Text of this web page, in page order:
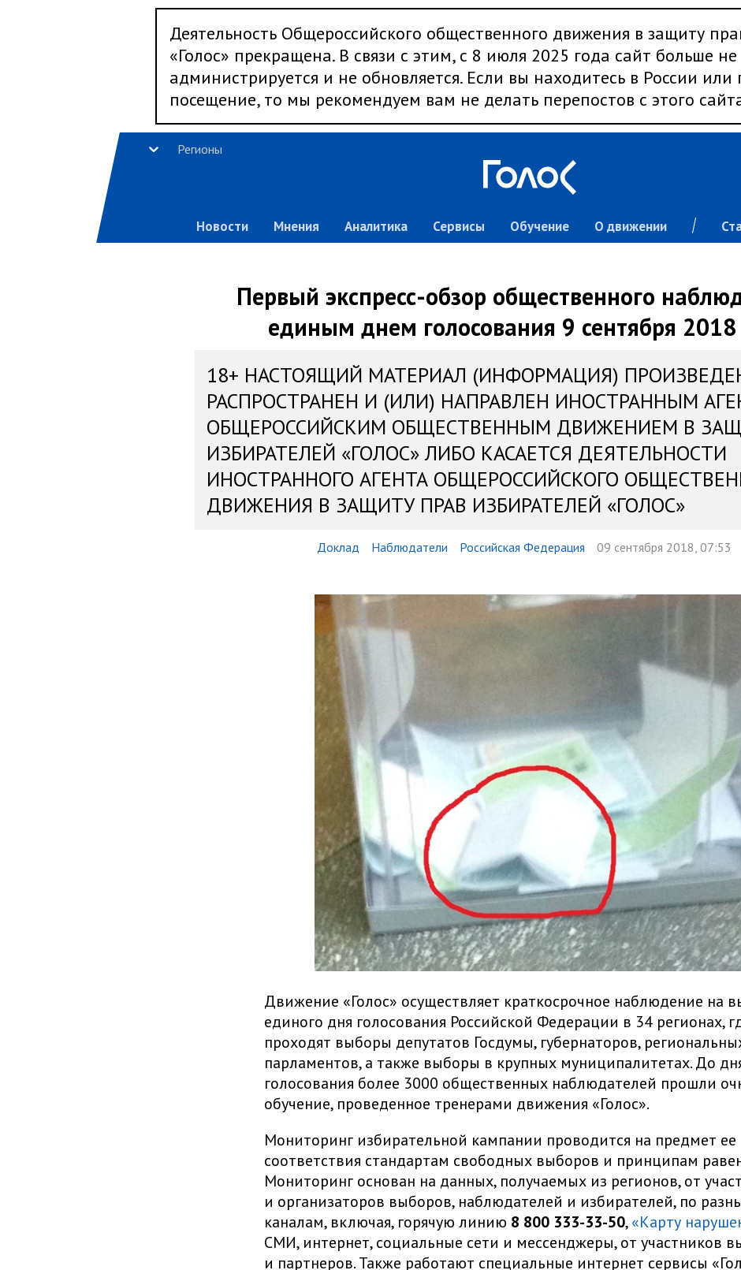
Деятельность Общероссийского общественного движения в защиту
«Голос» прекращена. В связи с этим, с 8 июля 2025 года сайт больше не
администрируется и не обновляется. Если вы находитесь в России или
посещение, то мы рекомендуем вам не делать перепостов с этого
Регионы
Новости Мнения Аналитика Сервисы Обучение О движении
Первый экспресс-обзор общественного
единым днем голосования 9 сентября 2018
18+ НАСТОЯЩИЙ МАТЕРИАЛ (ИНФОРМАЦИЯ)
РАСПРОСТРАНЕН И (ИЛИ) НАПРАВЛЕН ИНОСТРАННЫМ
ОБЩЕРОССИЙСКИМ ОБЩЕСТВЕННЫМ ДВИЖЕНИЕМ В
ИЗБИРАТЕЛЕЙ «ГОЛОС» ЛИБО КАСАЕТСЯ ДЕЯТЕЛЬНОСТИ
ИНОСТРАННОГО АГЕНТА ОБЩЕРОССИЙСКОГО
ДВИЖЕНИЯ В ЗАЩИТУ ПРАВ ИЗБИРАТЕЛЕЙ «ГОЛОС»
Доклад Наблюдатели Российская Федерация 09 сентября 2018, 07:53
Движение «Голос» осуществляет краткосрочное наблюдение на
единого дня голосования Российской Федерации в 34 регионах,
проходят выборы депутатов Госдумы, губернаторов,
парламентов, а также выборы в крупных муниципалитетах. До
голосования более 3000 общественных наблюдателей прошли
обучение, проведенное тренерами движения «Голос».
Мониторинг избирательной кампании проводится на предмет ее
соответствия стандартам свободных выборов и принципам
Мониторинг основан на данных, получаемых из регионов, от
и организаторов выборов, наблюдателей и избирателей, по
каналам, включая, горячую линию 8 800 333-33-50,«Карту
СМИ, интернет, социальные сети и мессенджеры, от участников
и партнеров. Также работают специальные интернет сервисы